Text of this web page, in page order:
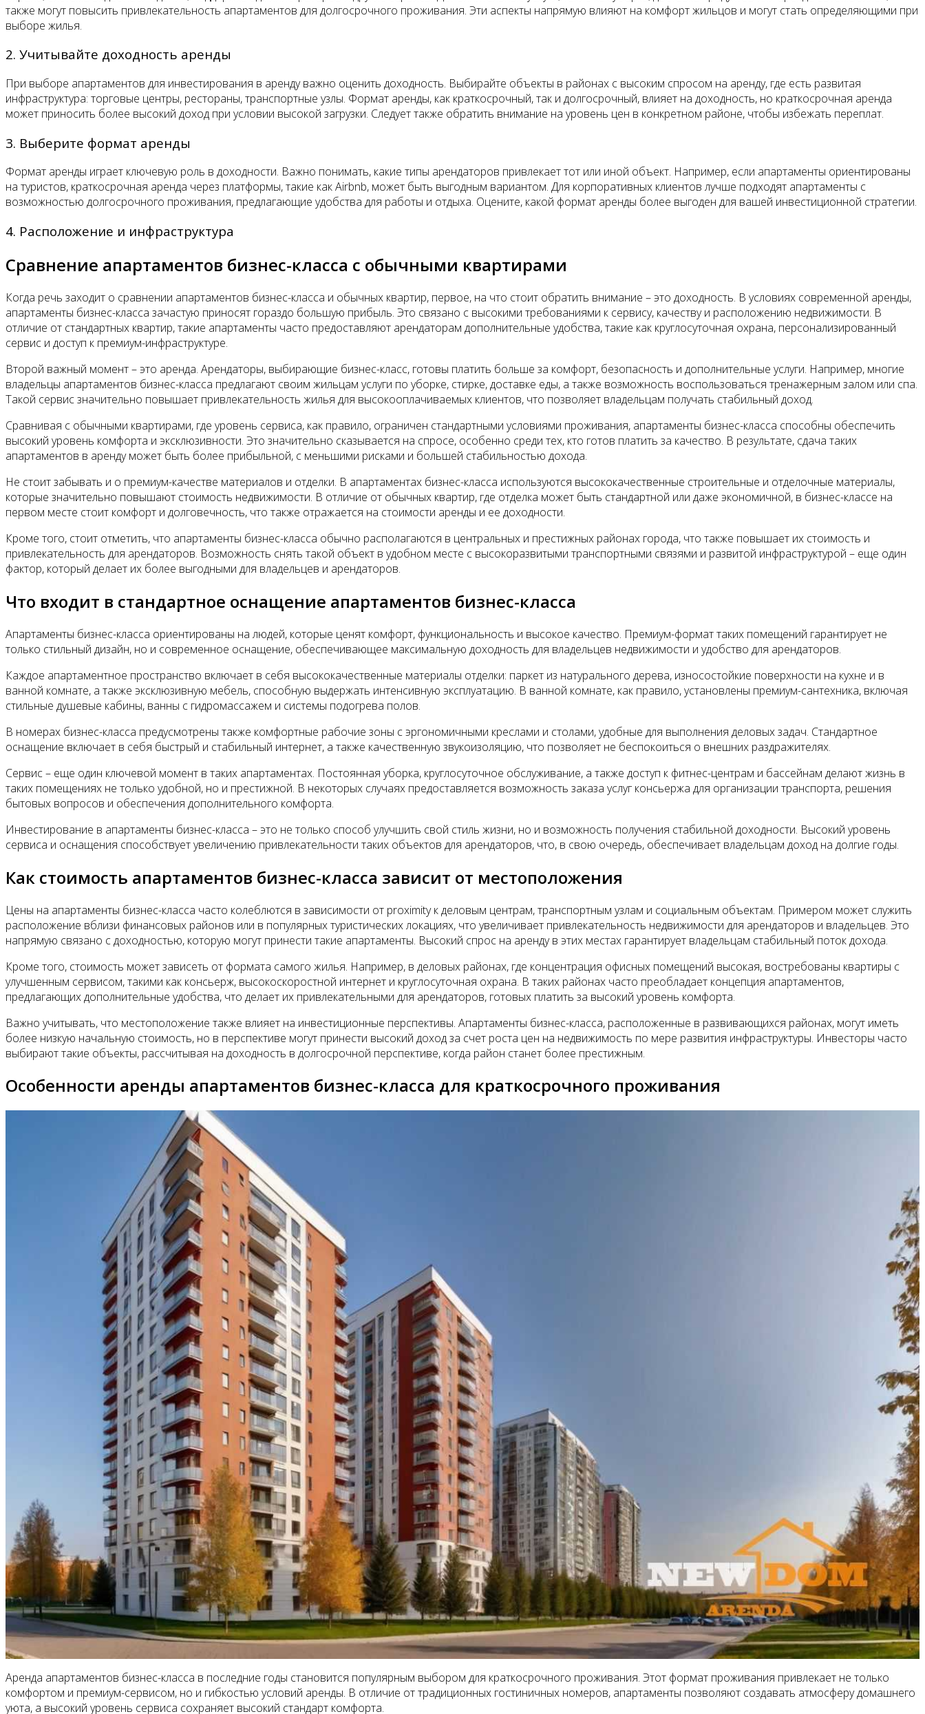
также могут повысить привлекательность апартаментов для долгосрочного проживания. Эти аспекты напрямую влияют на комфорт жильцов и могут стать определяющими при
выборе жилья.
2. Учитывайте доходность аренды
При выборе апартаментов для инвестирования в аренду важно оценить доходность. Выбирайте объекты в районах с высоким спросом на аренду, где есть развитая
инфраструктура: торговые центры, рестораны, транспортные узлы. Формат аренды, как краткосрочный, так и долгосрочный, влияет на доходность, но краткосрочная аренда
может приносить более высокий доход при условии высокой загрузки. Следует также обратить внимание на уровень цен в конкретном районе, чтобы избежать переплат.
3. Выберите формат аренды
Формат аренды играет ключевую роль в доходности. Важно понимать, какие типы арендаторов привлекает тот или иной объект. Например, если апартаменты ориентированы
на туристов, краткосрочная аренда через платформы, такие как Airbnb, может быть выгодным вариантом. Для корпоративных клиентов лучше подходят апартаменты с
возможностью долгосрочного проживания, предлагающие удобства для работы и отдыха. Оцените, какой формат аренды более выгоден для вашей инвестиционной стратегии.
4. Расположение и инфраструктура
Сравнение апартаментов бизнес-класса с обычными квартирами
Когда речь заходит о сравнении апартаментов бизнес-класса и обычных квартир, первое, на что стоит обратить внимание – это доходность. В условиях современной аренды,
апартаменты бизнес-класса зачастую приносят гораздо большую прибыль. Это связано с высокими требованиями к сервису, качеству и расположению недвижимости. В
отличие от стандартных квартир, такие апартаменты часто предоставляют арендаторам дополнительные удобства, такие как круглосуточная охрана, персонализированный
сервис и доступ к премиум-инфраструктуре.
Второй важный момент – это аренда. Арендаторы, выбирающие бизнес-класс, готовы платить больше за комфорт, безопасность и дополнительные услуги. Например, многие
владельцы апартаментов бизнес-класса предлагают своим жильцам услуги по уборке, стирке, доставке еды, а также возможность воспользоваться тренажерным залом или спа.
Такой сервис значительно повышает привлекательность жилья для высокооплачиваемых клиентов, что позволяет владельцам получать стабильный доход.
Сравнивая с обычными квартирами, где уровень сервиса, как правило, ограничен стандартными условиями проживания, апартаменты бизнес-класса способны обеспечить
высокий уровень комфорта и эксклюзивности. Это значительно сказывается на спросе, особенно среди тех, кто готов платить за качество. В результате, сдача таких
апартаментов в аренду может быть более прибыльной, с меньшими рисками и большей стабильностью дохода.
Не стоит забывать и о премиум-качестве материалов и отделки. В апартаментах бизнес-класса используются высококачественные строительные и отделочные материалы,
которые значительно повышают стоимость недвижимости. В отличие от обычных квартир, где отделка может быть стандартной или даже экономичной, в бизнес-классе на
первом месте стоит комфорт и долговечность, что также отражается на стоимости аренды и ее доходности.
Кроме того, стоит отметить, что апартаменты бизнес-класса обычно располагаются в центральных и престижных районах города, что также повышает их стоимость и
привлекательность для арендаторов. Возможность снять такой объект в удобном месте с высокоразвитыми транспортными связями и развитой инфраструктурой – еще один
фактор, который делает их более выгодными для владельцев и арендаторов.
Что входит в стандартное оснащение апартаментов бизнес-класса
Апартаменты бизнес-класса ориентированы на людей, которые ценят комфорт, функциональность и высокое качество. Премиум-формат таких помещений гарантирует не
только стильный дизайн, но и современное оснащение, обеспечивающее максимальную доходность для владельцев недвижимости и удобство для арендаторов.
Каждое апартаментное пространство включает в себя высококачественные материалы отделки: паркет из натурального дерева, износостойкие поверхности на кухне и в
ванной комнате, а также эксклюзивную мебель, способную выдержать интенсивную эксплуатацию. В ванной комнате, как правило, установлены премиум-сантехника, включая
стильные душевые кабины, ванны с гидромассажем и системы подогрева полов.
В номерах бизнес-класса предусмотрены также комфортные рабочие зоны с эргономичными креслами и столами, удобные для выполнения деловых задач. Стандартное
оснащение включает в себя быстрый и стабильный интернет, а также качественную звукоизоляцию, что позволяет не беспокоиться о внешних раздражителях.
Сервис – еще один ключевой момент в таких апартаментах. Постоянная уборка, круглосуточное обслуживание, а также доступ к фитнес-центрам и бассейнам делают жизнь в
таких помещениях не только удобной, но и престижной. В некоторых случаях предоставляется возможность заказа услуг консьержа для организации транспорта, решения
бытовых вопросов и обеспечения дополнительного комфорта.
Инвестирование в апартаменты бизнес-класса – это не только способ улучшить свой стиль жизни, но и возможность получения стабильной доходности. Высокий уровень
сервиса и оснащения способствует увеличению привлекательности таких объектов для арендаторов, что, в свою очередь, обеспечивает владельцам доход на долгие годы.
Как стоимость апартаментов бизнес-класса зависит от местоположения
Цены на апартаменты бизнес-класса часто колеблются в зависимости от proximity к деловым центрам, транспортным узлам и социальным объектам. Примером может служить
расположение вблизи финансовых районов или в популярных туристических локациях, что увеличивает привлекательность недвижимости для арендаторов и владельцев. Это
напрямую связано с доходностью, которую могут принести такие апартаменты. Высокий спрос на аренду в этих местах гарантирует владельцам стабильный поток дохода.
Кроме того, стоимость может зависеть от формата самого жилья. Например, в деловых районах, где концентрация офисных помещений высокая, востребованы квартиры с
улучшенным сервисом, такими как консьерж, высокоскоростной интернет и круглосуточная охрана. В таких районах часто преобладает концепция апартаментов,
предлагающих дополнительные удобства, что делает их привлекательными для арендаторов, готовых платить за высокий уровень комфорта.
Важно учитывать, что местоположение также влияет на инвестиционные перспективы. Апартаменты бизнес-класса, расположенные в развивающихся районах, могут иметь
более низкую начальную стоимость, но в перспективе могут принести высокий доход за счет роста цен на недвижимость по мере развития инфраструктуры. Инвесторы часто
выбирают такие объекты, рассчитывая на доходность в долгосрочной перспективе, когда район станет более престижным.
Особенности аренды апартаментов бизнес-класса для краткосрочного проживания
Аренда апартаментов бизнес-класса в последние годы становится популярным выбором для краткосрочного проживания. Этот формат проживания привлекает не только
комфортом и премиум-сервисом, но и гибкостью условий аренды. В отличие от традиционных гостиничных номеров, апартаменты позволяют создавать атмосферу домашнего
уюта, а высокий уровень сервиса сохраняет высокий стандарт комфорта.